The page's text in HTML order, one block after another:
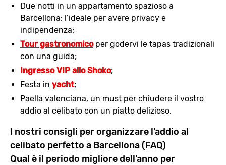
Due notti in un appartamento spazioso a
Barcellona: l’ideale per avere privacy e
indipendenza;
Tour gastronomicoper godervi le tapas tradizionali
con una guida;
Ingresso VIP allo Shoko;
Festa in yacht;
Paella valenciana, un must per chiudere il vostro
addio al celibato con un piatto delizioso.
I nostri consigli per organizzare l’addio al
celibato perfetto a Barcellona (FAQ)
Qual è il periodo migliore dell’anno per